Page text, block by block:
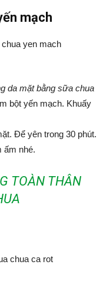
mạch
da mặt bằng sữa chua
bột yến mạch. Khuấy
Để yên trong 30 phút.
ấm nhé.
TOÀN THÂN